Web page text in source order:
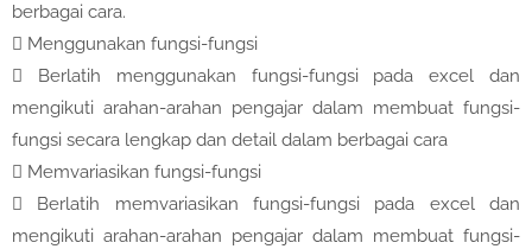
berbagai cara.
 Menggunakan fungsi-fungsi

Berlatih menggunakan fungsi-fungsi pada excel dan
mengikuti arahan-arahan pengajar dalam membuat fungsi-
fungsi secara lengkap dan detail dalam berbagai cara
 Memvariasikan fungsi-fungsi

Berlatih memvariasikan fungsi-fungsi pada excel dan
mengikuti arahan-arahan pengajar dalam membuat fungsi-